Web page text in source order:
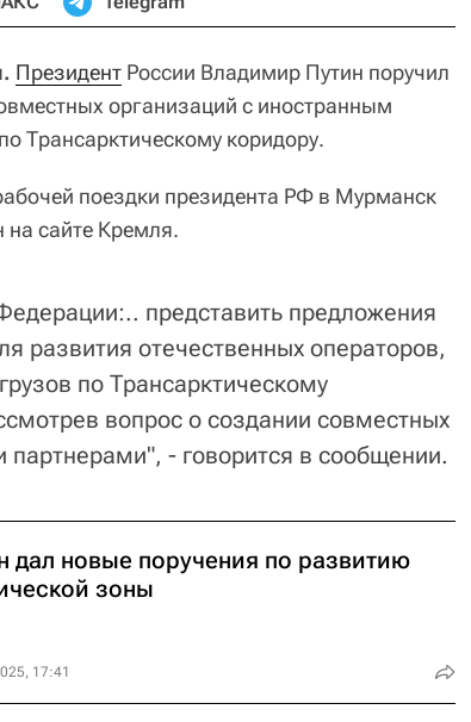
Президент России Владимир Путин поручил
организаций с иностранным
Трансарктическому коридору.
поездки президента РФ в Мурманск
на сайте Кремля.
представить предложения
развития отечественных операторов,
по Трансарктическому
вопрос о создании совместных
- говорится в сообщении.
дал новые поручения по развитию
зоны
17:41